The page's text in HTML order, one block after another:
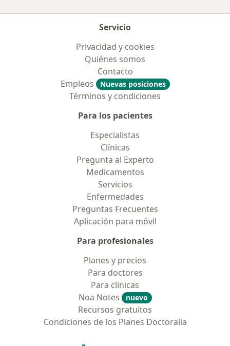
Servicio
Privacidad y cookies
Quiénes somos
Contacto
Empleos
Nuevas posiciones
Términos y condiciones
Para los pacientes
Especialistas
Clínicas
Pregunta al Experto
Medicamentos
Servicios
Enfermedades
Preguntas Frecuentes
Aplicación para móvil
Para profesionales
Planes y precios
Para doctores
Para clinicas
Noa Notes
nuevo
Recursos gratuitos
Condiciones de los Planes Doctoralia